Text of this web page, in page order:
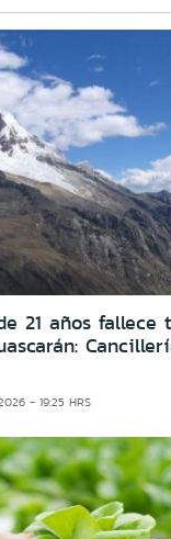
21 años fallece
- 19:25 HRS